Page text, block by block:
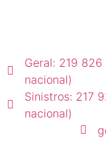
Geral: 219
nacional)
Sinistros: 217
nacional)